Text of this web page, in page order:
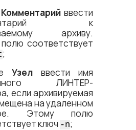
Комментарий ввести
к
архиву.
соответствует
;
Узел ввести имя
ЛИНТЕР-
если архивируемая
на удаленном
Этому полю
ключ -n;